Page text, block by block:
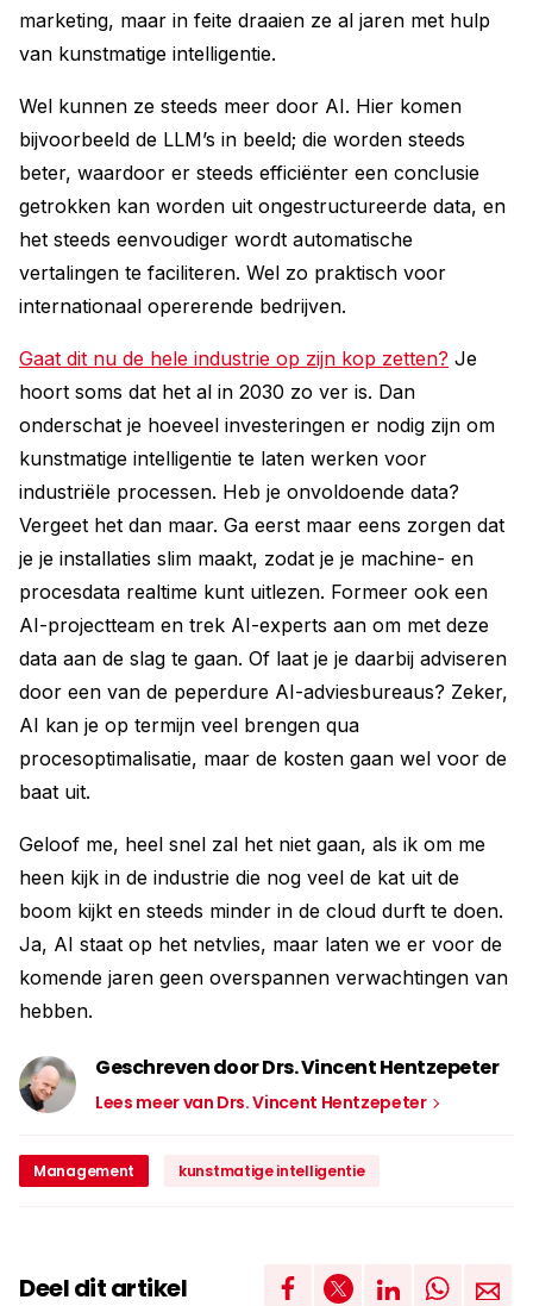
marketing, maar in feite draaien ze al jaren met hulp
van kunstmatige intelligentie.
Wel kunnen ze steeds meer door AI. Hier komen
bijvoorbeeld de LLM’s in beeld; die worden steeds
beter, waardoor er steeds efficiënter een conclusie
getrokken kan worden uit ongestructureerde data, en
het steeds eenvoudiger wordt automatische
vertalingen te faciliteren. Wel zo praktisch voor
internationaal opererende bedrijven.
Gaat dit nu de hele industrie op zijn kop zetten? Je
hoort soms dat het al in 2030 zo ver is. Dan
onderschat je hoeveel investeringen er nodig zijn om
kunstmatige intelligentie te laten werken voor
industriële processen. Heb je onvoldoende data?
Vergeet het dan maar. Ga eerst maar eens zorgen dat
je je installaties slim maakt, zodat je je machine- en
procesdata realtime kunt uitlezen. Formeer ook een
AI-projectteam en trek AI-experts aan om met deze
data aan de slag te gaan. Of laat je je daarbij adviseren
door een van de peperdure AI-adviesbureaus? Zeker,
AI kan je op termijn veel brengen qua
procesoptimalisatie, maar de kosten gaan wel voor de
baat uit.
Geloof me, heel snel zal het niet gaan, als ik om me
heen kijk in de industrie die nog veel de kat uit de
boom kijkt en steeds minder in de cloud durft te doen.
Ja, AI staat op het netvlies, maar laten we er voor de
komende jaren geen overspannen verwachtingen van
hebben.
Geschreven door Drs. Vincent Hentzepeter
Lees meer van Drs. Vincent Hentzepeter
Management kunstmatige intelligentie
Deel dit artikel